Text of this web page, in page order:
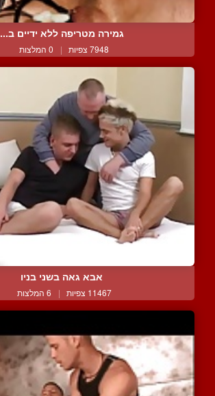
גמירה מטריפה ללא ידיים ב...
7948 צפיות | 0 המלצות
אבא גאה בשני בניו
11467 צפיות | 6 המלצות